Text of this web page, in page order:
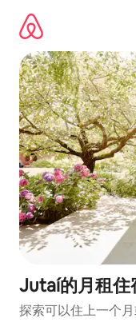
Jutaí的月租住
探索可以住上一个